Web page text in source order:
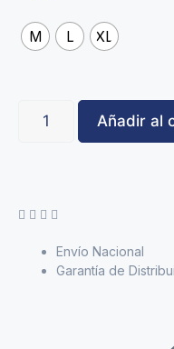
M L XL
Añadir al
Envío Nacional
Garantía de